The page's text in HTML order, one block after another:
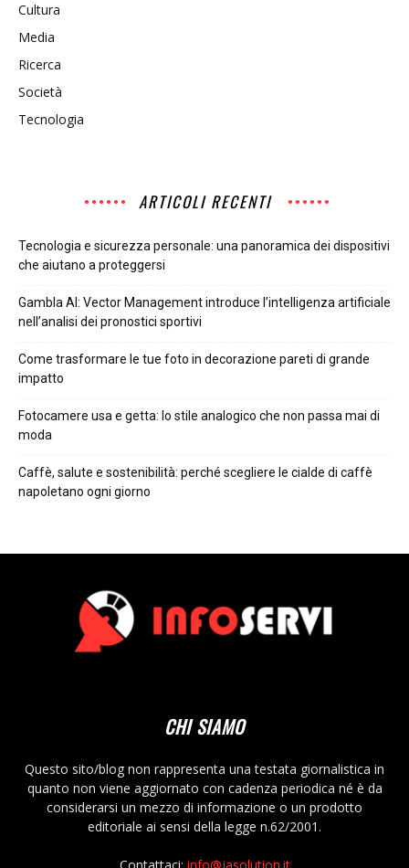
Cultura
Media
Ricerca
Società
Tecnologia
ARTICOLI RECENTI
Tecnologia e sicurezza personale: una panoramica dei dispositivi
che aiutano a proteggersi
Gambla AI: Vector Management introduce l’intelligenza artificiale
nell’analisi dei pronostici sportivi
Come trasformare le tue foto in decorazione pareti di grande
impatto
Fotocamere usa e getta: lo stile analogico che non passa mai di
moda
Caffè, salute e sostenibilità: perché scegliere le cialde di caffè
napoletano ogni giorno
CHI SIAMO
Questo sito/blog non rappresenta una testata giornalistica in
quanto non viene aggiornato con cadenza periodica né è da
considerarsi un mezzo di informazione o un prodotto
editoriale ai sensi della legge n.62/2001.
Contattaci: info@jasolution.it